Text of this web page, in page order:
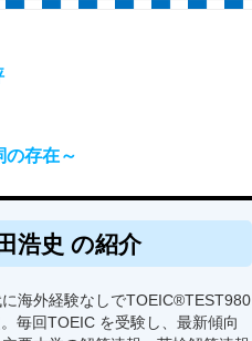
の存在～
浩史 の紹介
海外経験なしでTOEIC®TEST980
毎回TOEIC を受験し、最新傾向